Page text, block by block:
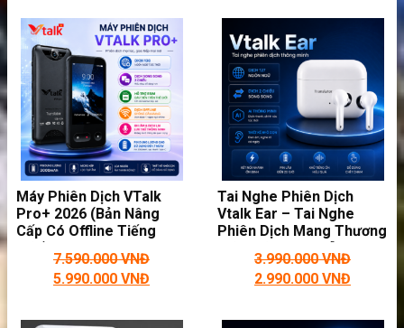
Máy Phiên Dịch VTalk
Pro+ 2026 (Bản Nâng
Cấp Có Offline Tiếng
Việt) – Máy Phiên Dịch
Mang Thương Hiệu Việt
7.590.000VNĐ
5.990.000 VNĐ
Tai Nghe Phiên Dịch
Vtalk Ear – Tai Nghe
Phiên Dịch Mang Thương
Hiệu Việt Nam, Hỗ Trợ
Hơn 127 Ngôn Ngữ
3.990.000VNĐ
2.990.000 VNĐ